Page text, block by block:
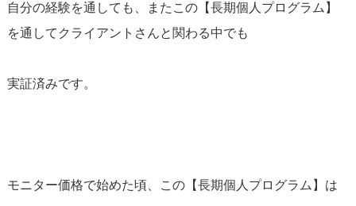
自分の経験を通しても、またこの【長期個人プログラム】
を通してクライアントさんと関わる中でも
実証済みです。
モニター価格で始めた頃、この【長期個人プログラム】は